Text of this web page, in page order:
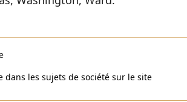
les sujets de société sur le site